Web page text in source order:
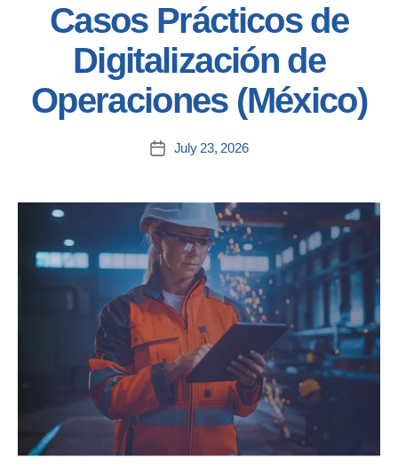
Casos Prácticos de
Digitalización de
Operaciones (México)
July 23, 2026